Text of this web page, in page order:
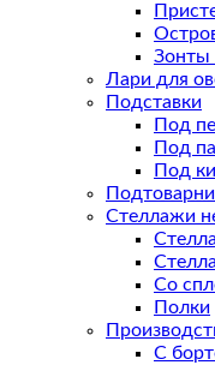
Зонты
Лари для
Подставки
Под
Под
Под
Стеллажи
Со
Полки
С